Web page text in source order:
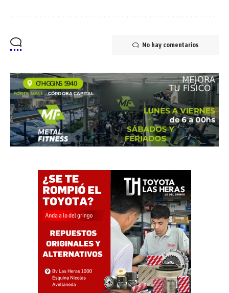
No hay comentarios